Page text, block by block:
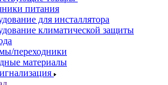
питания
для инсталлятора
климатической защиты
переходники
материалы